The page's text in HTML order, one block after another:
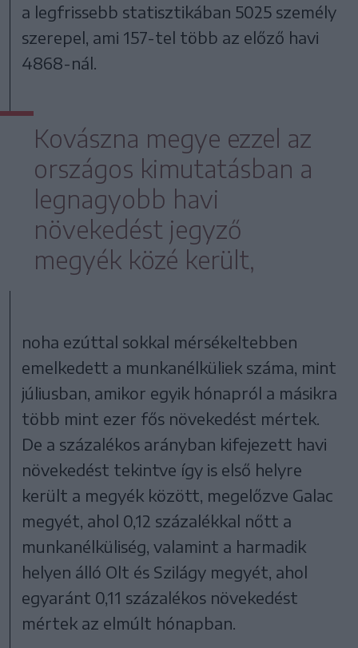
a legfrissebb statisztikában 5025 személy
szerepel, ami 157-tel több az előző havi
4868-nál.
Kovászna megye ezzel az
országos kimutatásban a
legnagyobb havi
növekedést jegyző
megyék közé került,
noha ezúttal sokkal mérsékeltebben
emelkedett a munkanélküliek száma, mint
júliusban, amikor egyik hónapról a másikra
több mint ezer fős növekedést mértek.
De a százalékos arányban kifejezett havi
növekedést tekintve így is első helyre
került a megyék között, megelőzve Galac
megyét, ahol 0,12 százalékkal nőtt a
munkanélküliség, valamint a harmadik
helyen álló Olt és Szilágy megyét, ahol
egyaránt 0,11 százalékos növekedést
mértek az elmúlt hónapban.